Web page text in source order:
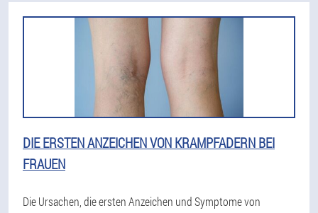
DIE ERSTEN ANZEICHEN VON KRAMPFADERN BEI
FRAUEN
Die Ursachen, die ersten Anzeichen und Symptome von